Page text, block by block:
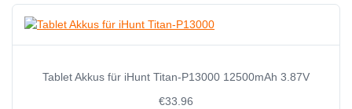
Tablet Akkus für iHunt Titan-P13000 12500mAh 3.87V
€33.96